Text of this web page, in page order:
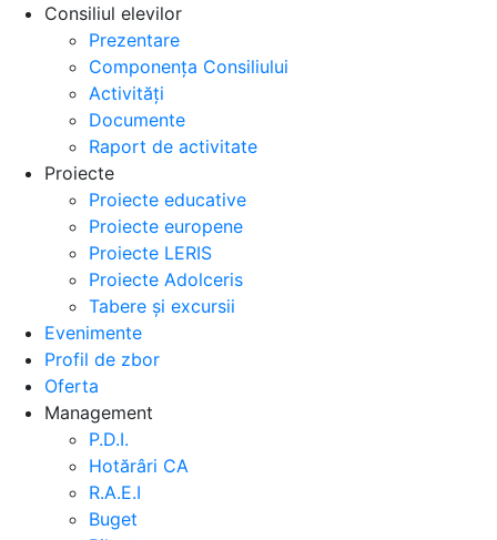
Consiliul elevilor
Prezentare
Componența Consiliului
Activități
Documente
Raport de activitate
Proiecte
Proiecte educative
Proiecte europene
Proiecte LERIS
Proiecte Adolceris
Tabere și excursii
Evenimente
Profil de zbor
Oferta
Management
P.D.I.
Hotărâri CA
R.A.E.I
Buget